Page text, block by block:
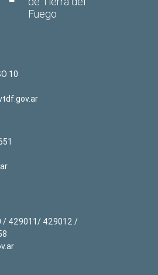
Fuego
10
/ 429011/ 429012 /